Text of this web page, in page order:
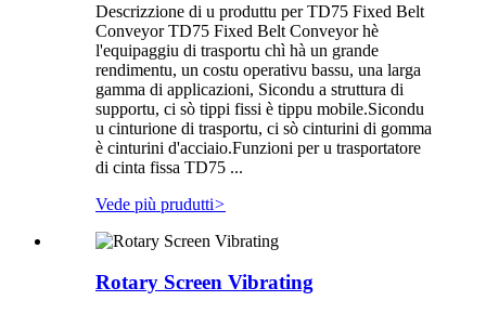
Descrizzione di u produttu per TD75 Fixed Belt
Conveyor TD75 Fixed Belt Conveyor hè
l'equipaggiu di trasportu chì hà un grande
rendimentu, un costu operativu bassu, una larga
gamma di applicazioni, Sicondu a struttura di
supportu, ci sò tippi fissi è tippu mobile.Sicondu
u cinturione di trasportu, ci sò cinturini di gomma
è cinturini d'acciaio.Funzioni per u trasportatore
di cinta fissa TD75 ...
Vede più prudutti>
Rotary Screen Vibrating